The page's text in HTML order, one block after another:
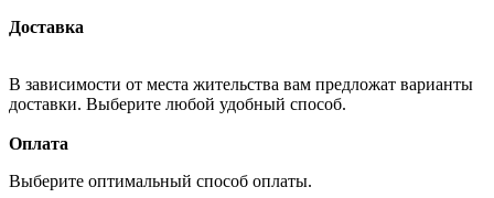
Доставка
В зависимости от места жительства вам предложат варианты
доставки. Выберите любой удобный способ.
Оплата
Выберите оптимальный способ оплаты.